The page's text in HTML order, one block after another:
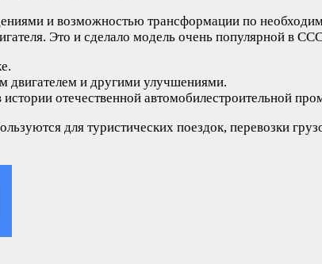
и возможностью трансформации по
Это и сделало модель очень популярной в
двигателем и другими улучшениями.
отечественной автомобилестроительной
для туристических поездок, перевозки